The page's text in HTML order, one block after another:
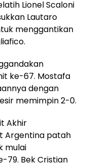
Lionel Scaloni
Lautaro
menggantikan
ke-67. Mostafa
dengan
memimpin 2-0.
Akhir
Argentina patah
mulai
79. Bek Cristian